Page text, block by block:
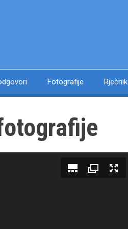
Fotografije Rječnik